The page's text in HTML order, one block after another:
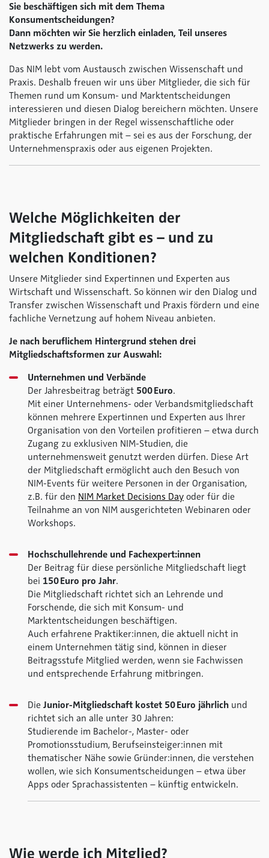
Sie beschäftigen sich mit dem Thema
Konsumentscheidungen?
Dann möchten wir Sie herzlich einladen, Teil unseres
Netzwerks zu werden.
Das NIM lebt vom Austausch zwischen Wissenschaft und
Praxis. Deshalb freuen wir uns über Mitglieder, die sich für
Themen rund um Konsum- und Marktentscheidungen
interessieren und diesen Dialog bereichern möchten. Unsere
Mitglieder bringen in der Regel wissenschaftliche oder
praktische Erfahrungen mit – sei es aus der Forschung, der
Unternehmenspraxis oder aus eigenen Projekten.
Welche Möglichkeiten der
Mitgliedschaft gibt es – und zu
welchen Konditionen?
Unsere Mitglieder sind Expertinnen und Experten aus
Wirtschaft und Wissenschaft. So können wir den Dialog und
Transfer zwischen Wissenschaft und Praxis fördern und eine
fachliche Vernetzung auf hohem Niveau anbieten.
Je nach beruflichem Hintergrund stehen drei
Mitgliedschaftsformen zur Auswahl:
Unternehmen und Verbände
Der Jahresbeitrag beträgt 500 Euro.
Mit einer Unternehmens- oder Verbandsmitgliedschaft
können mehrere Expertinnen und Experten aus Ihrer
Organisation von den Vorteilen profitieren – etwa durch
Zugang zu exklusiven NIM-Studien, die
unternehmensweit genutzt werden dürfen. Diese Art
der Mitgliedschaft ermöglicht auch den Besuch von
NIM-Events für weitere Personen in der Organisation,
z.B. für den NIM Market Decisions Day oder für die
Teilnahme an von NIM ausgerichteten Webinaren oder
Workshops.
Hochschullehrende und Fachexpert:innen
Der Beitrag für diese persönliche Mitgliedschaft liegt
bei 150 Euro pro Jahr.
Die Mitgliedschaft richtet sich an Lehrende und
Forschende, die sich mit Konsum- und
Marktentscheidungen beschäftigen.
Auch erfahrene Praktiker:innen, die aktuell nicht in
einem Unternehmen tätig sind, können in dieser
Beitragsstufe Mitglied werden, wenn sie Fachwissen
und entsprechende Erfahrung mitbringen.
Die Junior-Mitgliedschaft kostet 50 Euro jährlich und
richtet sich an alle unter 30 Jahren:
Studierende im Bachelor-, Master- oder
Promotionsstudium, Berufseinsteiger:innen mit
thematischer Nähe sowie Gründer:innen, die verstehen
wollen, wie sich Konsumentscheidungen – etwa über
Apps oder Sprachassistenten – künftig entwickeln.
Wie werde ich Mitglied?